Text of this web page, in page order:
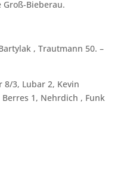
Bieberau.
, Trautmann 50. –
8/3, Lubar 2, Kevin
1, Nehrdich , Funk